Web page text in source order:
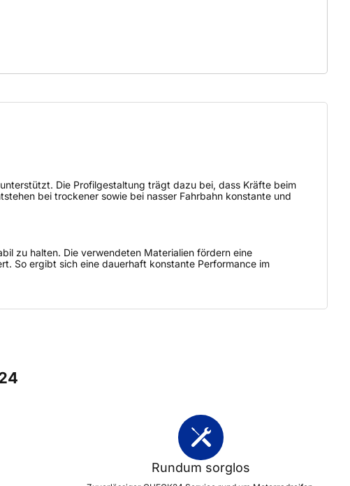
Die Profilgestaltung trägt dazu bei, dass Kräfte beim
bei trockener sowie bei nasser Fahrbahn konstante und
zu halten. Die verwendeten Materialien fördern eine
So ergibt sich eine dauerhaft konstante Performance im
Rundum sorglos